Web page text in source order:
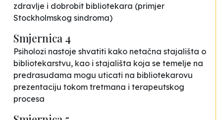
zdravlje i dobrobit bibliotekara (primjer
Stockholmskog sindroma)
Smjernica 4
Psiholozi nastoje shvatiti kako netačna stajališta o
bibliotekarstvu, kao i stajališta koja se temelje na
predrasudama mogu uticati na bibliotekarovu
prezentaciju tokom tretmana i terapeutskog
procesa